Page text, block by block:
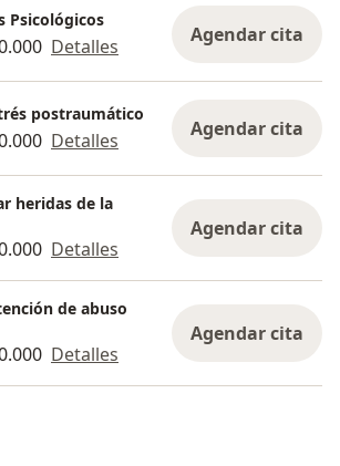
Psicológicos
Detalles Agendar cita
postraumático
Detalles Agendar cita
heridas de la
Detalles
Agendar cita
de abuso
Detalles
Agendar cita